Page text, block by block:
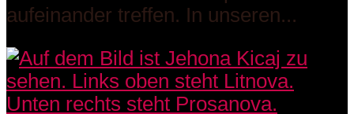
aufeinander treffen. In unseren...